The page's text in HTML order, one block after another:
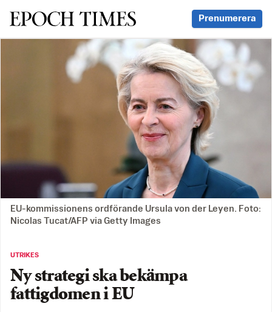
Svenska Epoch Times Prenumerera
EU-kommissionens ordförande Ursula von der Leyen. Foto:
Nicolas Tucat/AFP via Getty Images
UTRIKES
Ny strategi ska bekämpa
fattigdomen i EU